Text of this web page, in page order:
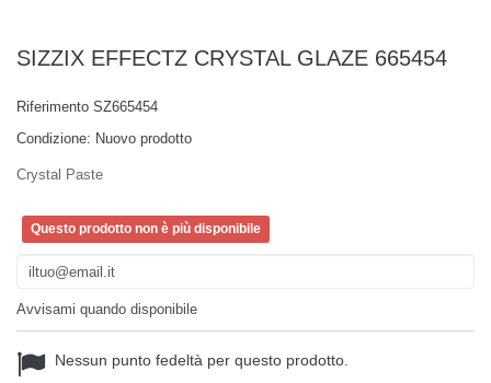
SIZZIX EFFECTZ CRYSTAL GLAZE 665454
Riferimento SZ665454
Condizione: Nuovo prodotto
Crystal Paste
Questo prodotto non è più disponibile
Avvisami quando disponibile
Nessun punto fedeltà per questo prodotto.